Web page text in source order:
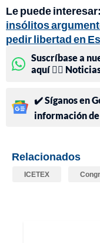
Le puede interesar:
insólitos
pedir libertad en
Suscríbase a
aquí 👉🏻
✔️ Síganos en
información
Relacionados
ICETEX